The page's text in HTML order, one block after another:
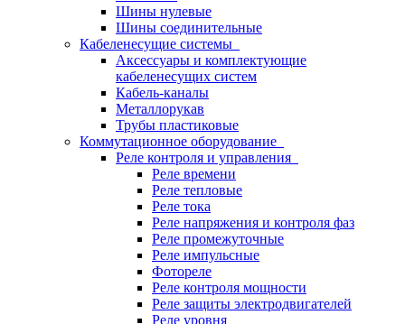
Шины нулевые
Шины соединительные
Кабеленесущие системы
Аксессуары и комплектующие
кабеленесущих систем
Кабель-каналы
Металлорукав
Трубы пластиковые
Коммутационное оборудование
Реле контроля и управления
Реле времени
Реле тепловые
Реле тока
Реле напряжения и контроля фаз
Реле промежуточные
Реле импульсные
Фотореле
Реле контроля мощности
Реле защиты электродвигателей
Реле уровня